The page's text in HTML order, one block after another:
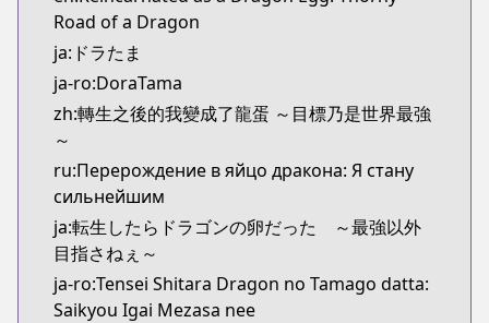
Road of a Dragon
ja:ドラたま
ja-ro:DoraTama
zh:轉生之後的我變成了龍蛋 ～目標乃是世界最強
～
ru:Перерождение в яйцо дракона: Я стану
сильнейшим
ja:転生したらドラゴンの卵だった ～最強以外
目指さねぇ～
ja-ro:Tensei Shitara Dragon no Tamago datta:
Saikyou Igai Mezasa nee